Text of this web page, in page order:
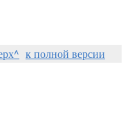
к полной версии